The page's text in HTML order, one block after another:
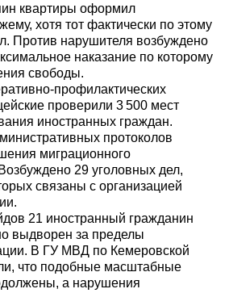
квартиры оформил
хотя тот фактически по этому
Против нарушителя возбуждено
наказание по которому
свободы.
профилактических
проверили 3 500 мест
иностранных граждан.
протоколов
миграционного
29 уголовных дел,
связаны с организацией
21 иностранный гражданин
выдворен за пределы
В ГУ МВД по Кемеровской
что подобные масштабные
а нарушения